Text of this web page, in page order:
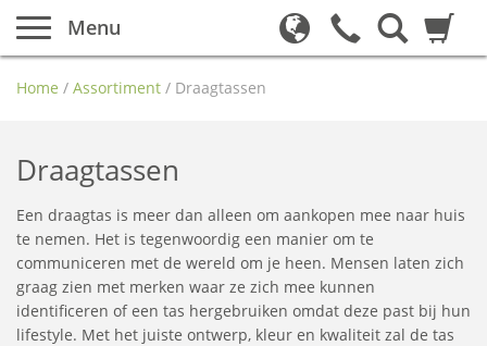
Menu
Home / Assortiment / Draagtassen
Draagtassen
Een draagtas is meer dan alleen om aankopen mee naar huis
te nemen. Het is tegenwoordig een manier om te
communiceren met de wereld om je heen. Mensen laten zich
graag zien met merken waar ze zich mee kunnen
identificeren of een tas hergebruiken omdat deze past bij hun
lifestyle. Met het juiste ontwerp, kleur en kwaliteit zal de tas